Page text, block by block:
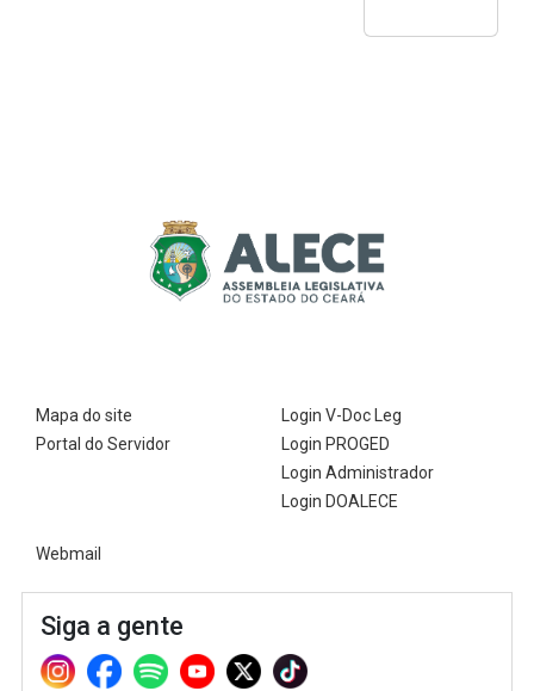
Mapa do site
Portal do Servidor
Login V-Doc Leg
Login PROGED
Login Administrador
Login DOALECE
Webmail
Siga a gente